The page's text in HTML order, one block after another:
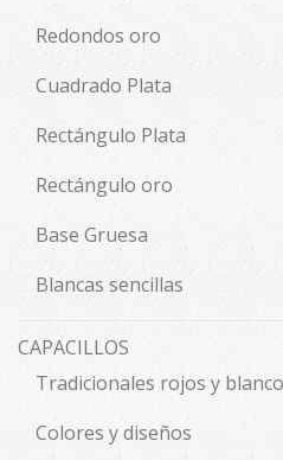
Redondos oro
Cuadrado Plata
Rectángulo Plata
Rectángulo oro
Base Gruesa
Blancas sencillas
CAPACILLOS
Tradicionales rojos y
Colores y diseños